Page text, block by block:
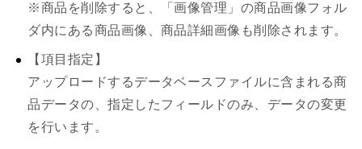
※商品を削除すると、「画像管理」の商品画像フォル
ダ内にある商品画像、商品詳細画像も削除されます。
【項目指定】
アップロードするデータベースファイルに含まれる商
品データの、指定したフィールドのみ、データの変更
を行います。